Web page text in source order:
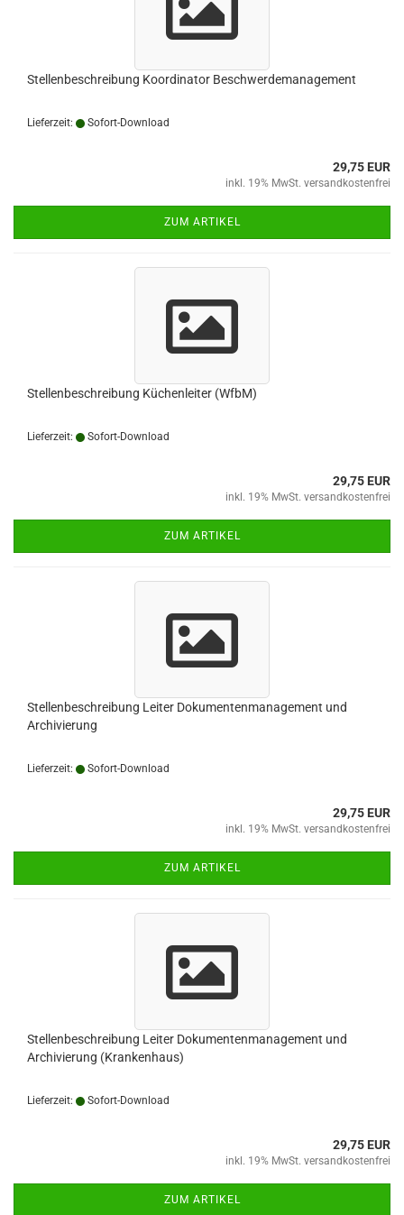
Stellenbeschreibung Koordinator Beschwerdemanagement
Lieferzeit: Sofort-Download
29,75 EUR
inkl. 19% MwSt. versandkostenfrei
ZUM ARTIKEL
Stellenbeschreibung Küchenleiter (WfbM)
Lieferzeit: Sofort-Download
29,75 EUR
inkl. 19% MwSt. versandkostenfrei
ZUM ARTIKEL
Stellenbeschreibung Leiter Dokumentenmanagement und
Archivierung
Lieferzeit: Sofort-Download
29,75 EUR
inkl. 19% MwSt. versandkostenfrei
ZUM ARTIKEL
Stellenbeschreibung Leiter Dokumentenmanagement und
Archivierung (Krankenhaus)
Lieferzeit: Sofort-Download
29,75 EUR
inkl. 19% MwSt. versandkostenfrei
ZUM ARTIKEL